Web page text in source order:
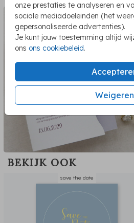
onze prestaties te analyseren en
sociale mediadoeleinden (het
gepersonaliseerde advertenties).
Je kunt jouw toestemming altijd
ons ons cookiebeleid.
Weigeren
BEKIJK OOK
save the date